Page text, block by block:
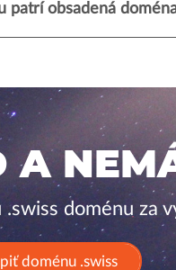
patrí obsadená
A
doménu za
doménu .swiss